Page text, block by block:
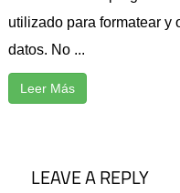
utilizado para formatear y
datos. No ...
Leer Más
LEAVE A REPLY